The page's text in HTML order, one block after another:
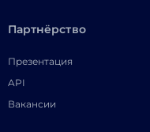
Партнёрство
Презентация
API
Вакансии